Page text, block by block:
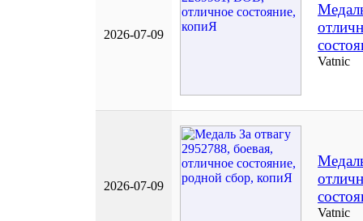
2026-07-09
Vatnic
2026-07-09
Vatnic